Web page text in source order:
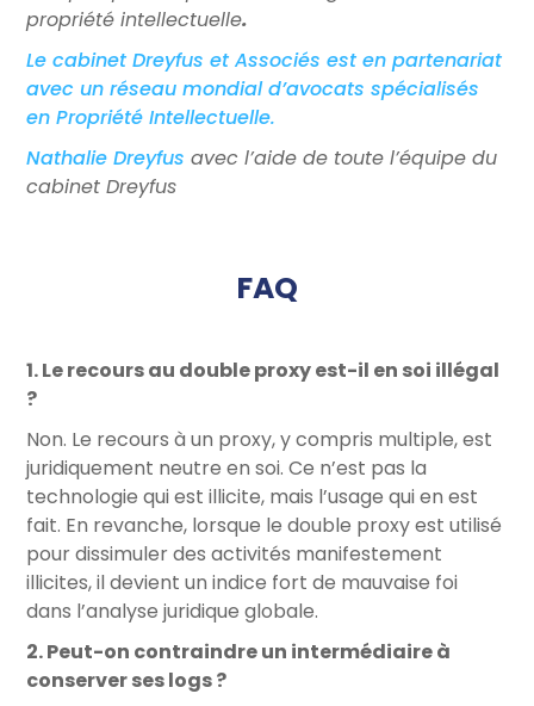
propriété intellectuelle.
Le cabinet Dreyfus et Associés est en partenariat
avec un réseau mondial d’avocats spécialisés
en Propriété Intellectuelle.
Nathalie Dreyfus avec l’aide de toute l’équipe du
cabinet Dreyfus
FAQ
1. Le recours au double proxy est-il en soi illégal
?
Non. Le recours à un proxy, y compris multiple, est
juridiquement neutre en soi. Ce n’est pas la
technologie qui est illicite, mais l’usage qui en est
fait. En revanche, lorsque le double proxy est utilisé
pour dissimuler des activités manifestement
illicites, il devient un indice fort de mauvaise foi
dans l’analyse juridique globale.
2. Peut-on contraindre un intermédiaire à
conserver ses logs ?